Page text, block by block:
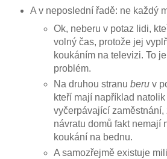
A v neposlední řadě: ne každý
Ok, neberu v potaz lidi,
volný čas, protože jej
koukáním na televizi. To
problém.
Na druhou stranuberu v
kteří mají například
vyčerpávající zaměstnání,
návratu domů fakt nemají
koukání na bednu.
A samozřejmě existuje